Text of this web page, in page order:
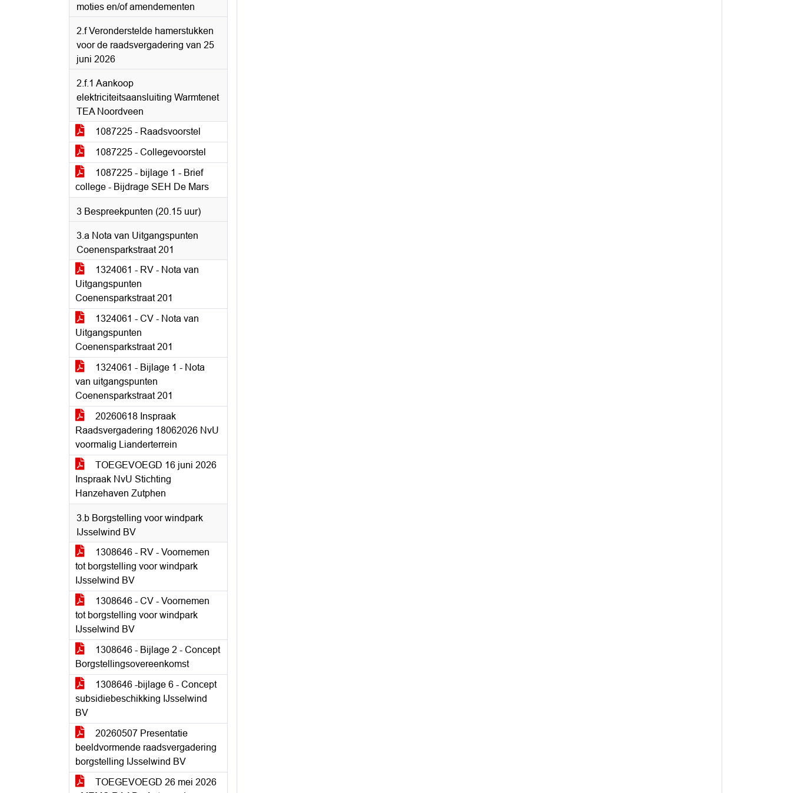
moties en/of amendementen
2.f Veronderstelde hamerstukken
voor de raadsvergadering van 25
juni 2026
2.f.1 Aankoop
elektriciteitsaansluiting Warmtenet
TEA Noordveen
1087225 - Raadsvoorstel
1087225 - Collegevoorstel
1087225 - bijlage 1 - Brief
college - Bijdrage SEH De Mars
3 Bespreekpunten (20.15 uur)
3.a Nota van Uitgangspunten
Coenensparkstraat 201
1324061 - RV - Nota van
Uitgangspunten
Coenensparkstraat 201
1324061 - CV - Nota van
Uitgangspunten
Coenensparkstraat 201
1324061 - Bijlage 1 - Nota
van uitgangspunten
Coenensparkstraat 201
20260618 Inspraak
Raadsvergadering 18062026 NvU
voormalig Lianderterrein
TOEGEVOEGD 16 juni 2026
Inspraak NvU Stichting
Hanzehaven Zutphen
3.b Borgstelling voor windpark
IJsselwind BV
1308646 - RV - Voornemen
tot borgstelling voor windpark
IJsselwind BV
1308646 - CV - Voornemen
tot borgstelling voor windpark
IJsselwind BV
1308646 - Bijlage 2 - Concept
Borgstellingsovereenkomst
1308646 -bijlage 6 - Concept
subsidiebeschikking IJsselwind
BV
20260507 Presentatie
beeldvormende raadsvergadering
borgstelling IJsselwind BV
TOEGEVOEGD 26 mei 2026